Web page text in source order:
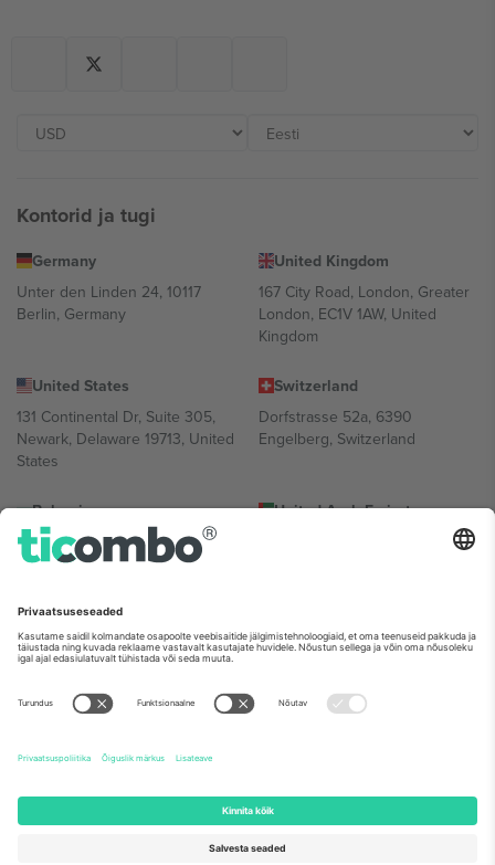
Kontorid ja tugi
Germany
Unter den Linden 24, 10117
Berlin, Germany
United Kingdom
167 City Road, London, Greater
London, EC1V 1AW, United
Kingdom
United States
131 Continental Dr, Suite 305,
Newark, Delaware 19713, United
States
Switzerland
Dorfstrasse 52a, 6390
Engelberg, Switzerland
Bulgaria
Regus Sofia City West, bul
Totleben 53-55, 1606 Sofia,
United Arab Emirates
UAE Dubai Silicon Oasis, DDP
Mexico
Av Chapultepec 360, Roma
Norte, Cuauhtémoc, 06700
Ciudad de México, CDMX,
sündmusest ja/või domeenist. Detailide jaoks vaata konkreetse
sündmuse lehte, impressumit ja tingimusi.,
2026 Ticombo. Kõik õigused kaitstud.